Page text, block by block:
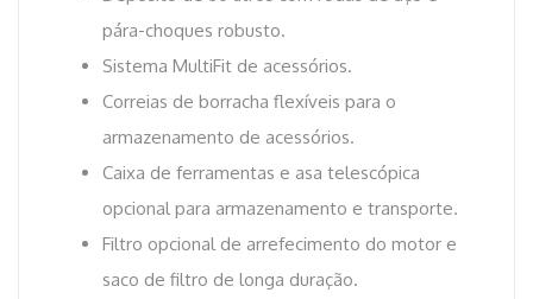
pára-choques robusto.
Sistema MultiFit de acessórios.
Correias de borracha flexíveis para o
armazenamento de acessórios.
Caixa de ferramentas e asa telescópica
opcional para armazenamento e transporte.
Filtro opcional de arrefecimento do motor e
saco de filtro de longa duração.